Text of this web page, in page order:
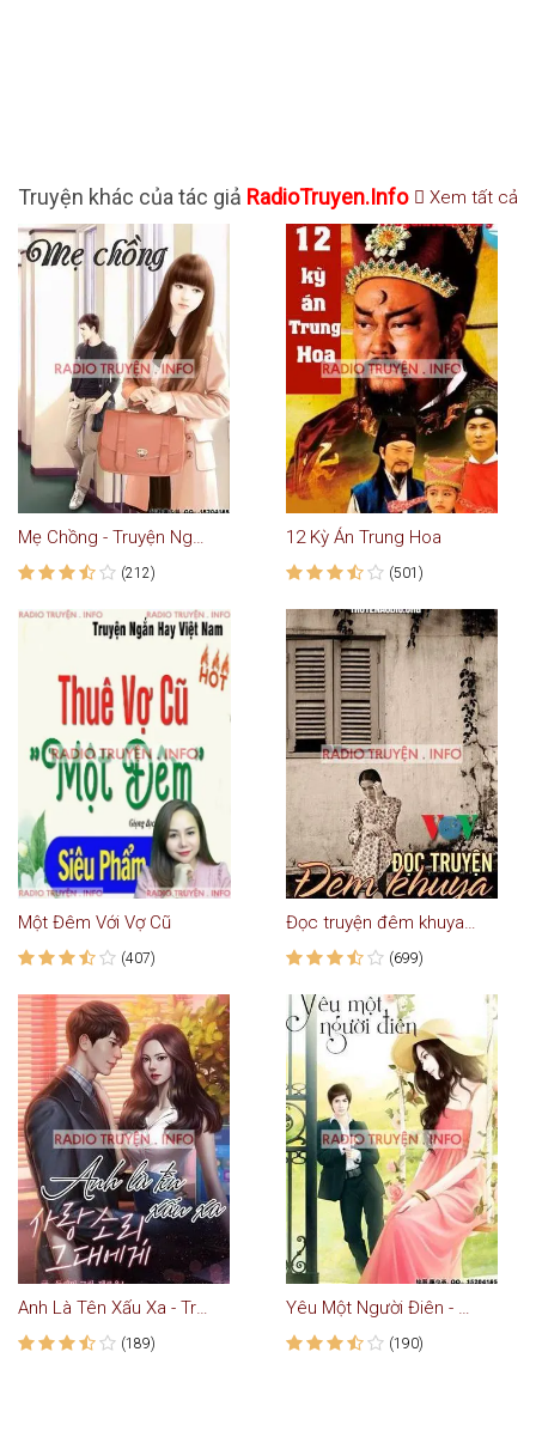
Truyện khác của tác giả RadioTruyen.Info Xem tất cả
Mẹ Chồng - Truyện Ngôn Tình
(212)
12 Kỳ Án Trung Hoa
(501)
Một Đêm Với Vợ Cũ
(407)
Đọc truyện đêm khuya VOV (Tổng hợp - Phần 2)
(699)
Anh Là Tên Xấu Xa - Truyện Ngôn Tình
(189)
Yêu Một Người Điên - Truyện Ngôn Tình
(190)